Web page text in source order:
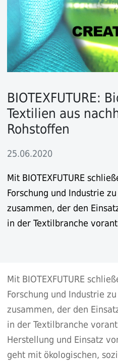
BIOTEXFUTURE:
Textilien aus
Rohstoffen
25.06.2020
Mit BIOTEXFUTURE
Forschung und Industrie
zusammen, der den
in der Textilbranche
Mit BIOTEXFUTURE
Forschung und Industrie
zusammen, der den
in der Textilbranche
Herstellung und Einsatz
geht mit ökologischen,